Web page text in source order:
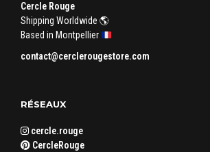
Cercle Rouge
Shipping Worldwide 🌎
Based in Montpellier
contact@cerclerougestore.com
RÉSEAUX
cercle.rouge
CercleRouge